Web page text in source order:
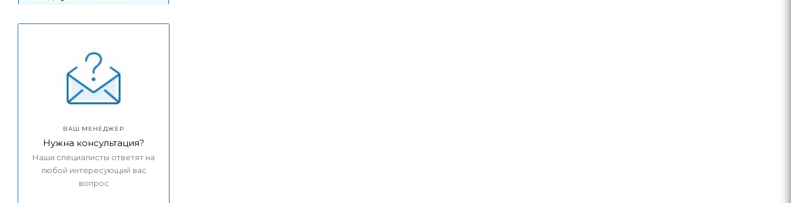
ВАШ МЕНЕДЖЕР
Нужна консультация?
Наши специалисты ответят на
любой интересующий вас
вопрос